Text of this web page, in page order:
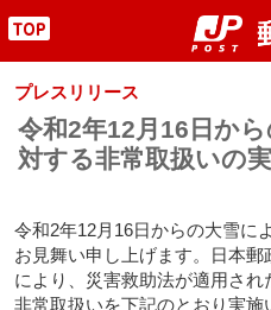
"
プレスリリース
令和2年12月16日か
対する非常取扱いの
令和2年12月16日からの大雪に
お見舞い申し上げます。日本
により、災害救助法が適用さ
非常取扱いを下記のとおり実